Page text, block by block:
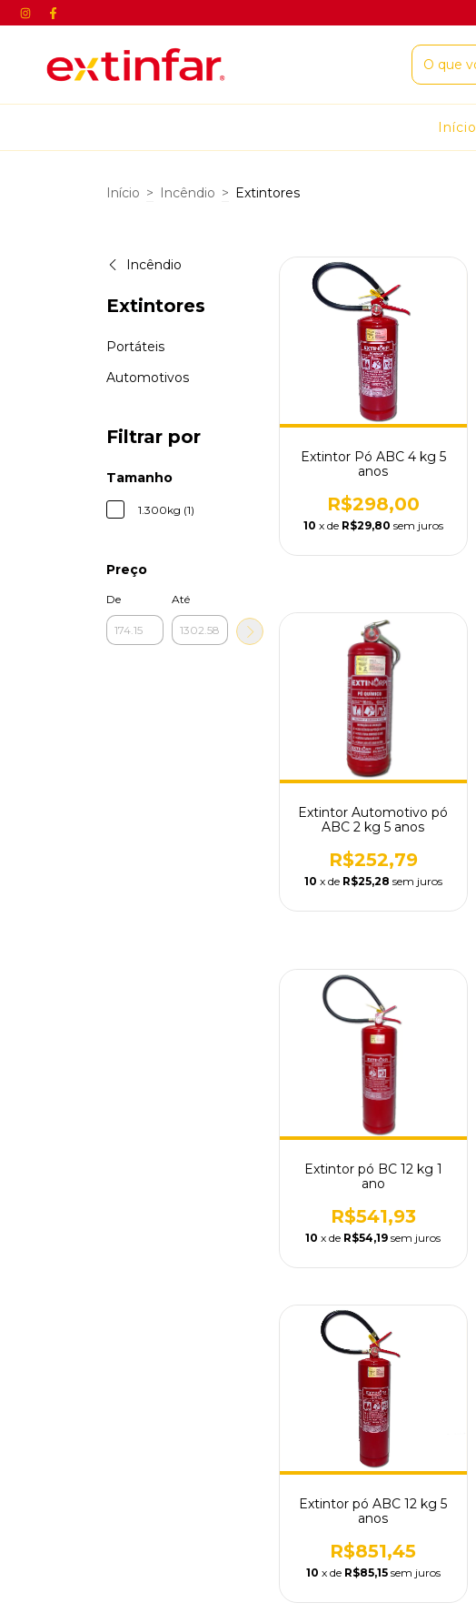
Início
Início > Incêndio > Extintores
Incêndio
Extintores
Portáteis
Automotivos
Filtrar por
Tamanho
1.300kg (1)
Preço
De Até
Extintor Pó ABC 4 kg 5
anos
R$298,00
10 x de R$29,80 sem juros
Extintor Automotivo pó
ABC 2 kg 5 anos
R$252,79
10 x de R$25,28 sem juros
Extintor pó BC 12 kg 1
ano
R$541,93
10 x de R$54,19 sem juros
Extintor pó ABC 12 kg 5
anos
R$851,45
10 x de R$85,15 sem juros